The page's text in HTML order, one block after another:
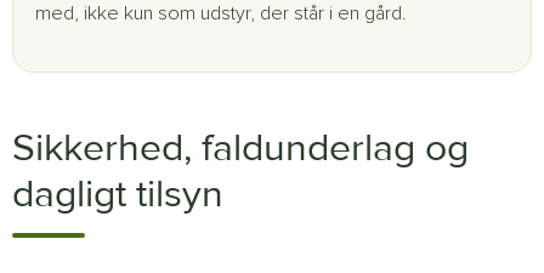
med, ikke kun som udstyr, der står i en gård.
Sikkerhed, faldunderlag og
dagligt tilsyn